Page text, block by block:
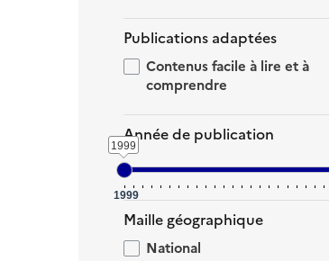
Publications adaptées
Contenus facile à lire et à
comprendre
Année de publication
1999
1999
Maille géographique
National